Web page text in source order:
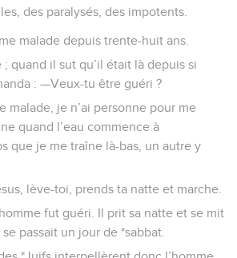
des paralysés, des impotents.
malade depuis trente-huit ans.
quand il sut qu’il était là depuis si
: —Veux-tu être guéri ?
malade, je n’ai personne pour me
quand l’eau commence à
que je me traîne là-bas, un autre y
lève-toi, prends ta natte et marche.
fut guéri. Il prit sa natte et se mit
passait un jour de *sabbat.